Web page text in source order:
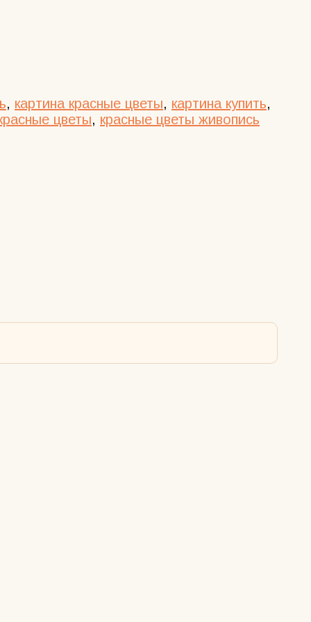
, картина красные цветы, картина купить,
цветы, красные цветы живопись